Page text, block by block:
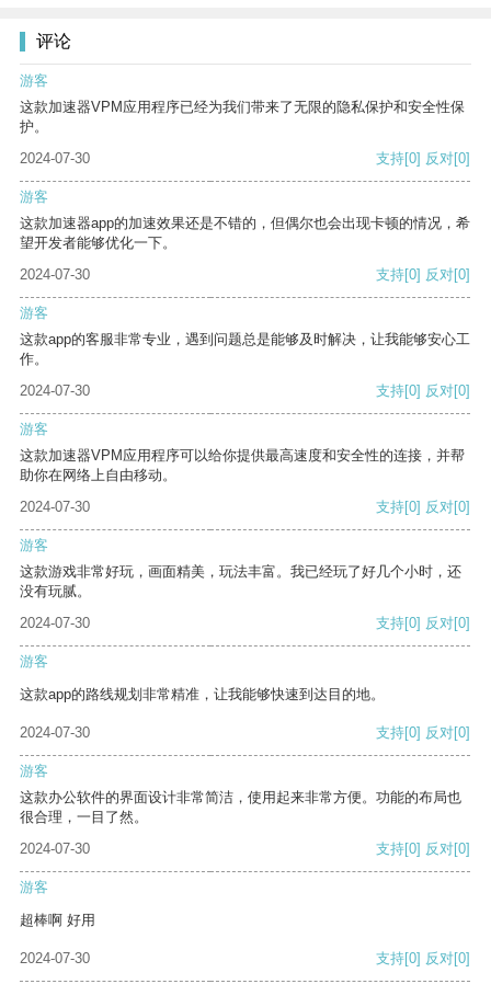
评论
游客
这款加速器VPM应用程序已经为我们带来了无限的隐私保护和安全性保
护。
2024-07-30
支持[0] 反对[0]
游客
这款加速器app的加速效果还是不错的，但偶尔也会出现卡顿的情况，希
望开发者能够优化一下。
2024-07-30
支持[0] 反对[0]
游客
这款app的客服非常专业，遇到问题总是能够及时解决，让我能够安心工
作。
2024-07-30
支持[0] 反对[0]
游客
这款加速器VPM应用程序可以给你提供最高速度和安全性的连接，并帮
助你在网络上自由移动。
2024-07-30
支持[0] 反对[0]
游客
这款游戏非常好玩，画面精美，玩法丰富。我已经玩了好几个小时，还
没有玩腻。
2024-07-30
支持[0] 反对[0]
游客
这款app的路线规划非常精准，让我能够快速到达目的地。
2024-07-30 支持[0] 反对[0]
游客
这款办公软件的界面设计非常简洁，使用起来非常方便。功能的布局也
很合理，一目了然。
2024-07-30
支持[0] 反对[0]
游客
超棒啊 好用
2024-07-30 支持[0] 反对[0]